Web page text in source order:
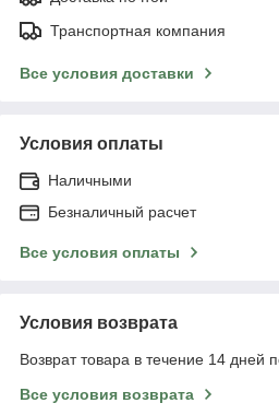
Транспортная компания
Все условия доставки
Условия оплаты
Наличными
Безналичный расчет
Все условия оплаты
Условия возврата
Возврат товара в течение 14 дней
Все условия возврата